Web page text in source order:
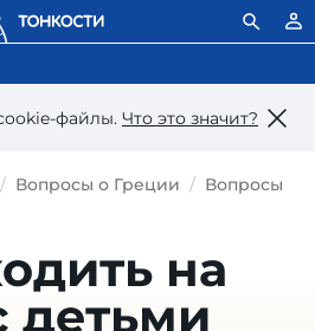
файлы. Что это значит?
Вопросы о Греции Вопросы о
на
детьми